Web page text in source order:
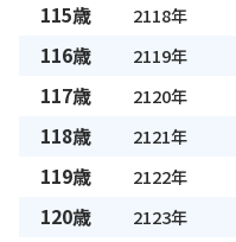
115歳 2118年
116歳 2119年
117歳 2120年
118歳 2121年
119歳 2122年
120歳 2123年